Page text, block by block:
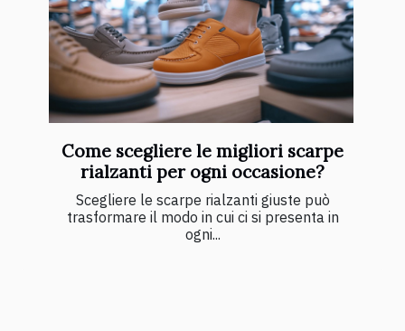
Come scegliere le migliori scarpe
rialzanti per ogni occasione?
Scegliere le scarpe rialzanti giuste può
trasformare il modo in cui ci si presenta in
ogni...